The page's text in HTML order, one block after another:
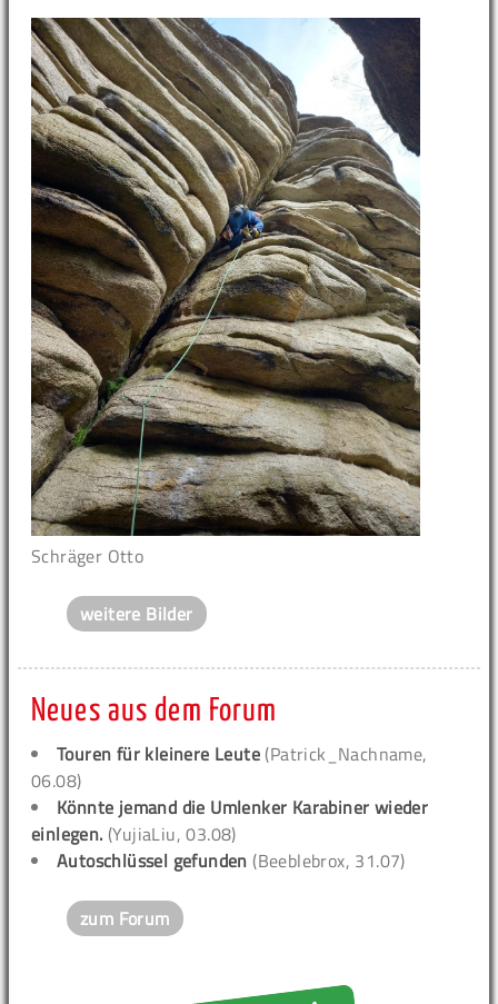
Schräger Otto
weitere Bilder
Neues aus dem Forum
Touren für kleinere Leute (Patrick_Nachname,
06.08)
Könnte jemand die Umlenker Karabiner wieder
einlegen. (YujiaLiu, 03.08)
Autoschlüssel gefunden (Beeblebrox, 31.07)
zum Forum